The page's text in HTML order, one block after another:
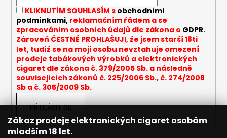
Zákaz prodeje elektronických cigaret osobám
mladším 18 let.
e
e
n
a
í
t
?
KLIKNUTÍM SOUHLASÍM s obchodními
podmínkami,reklamačním řádem a se
zpracováním osobních údajů dle zákona o GDPR.
Zároveň ČESTNĚ PROHLAŠUJI, že jsem starší 18ti
let, tudíž se na moji osobu nevztahuje omezení
prodeje tabákových výrobků a elektronických
cigaret dle zákona č. 379/2005 Sb. a následně
souvisejících zákonů č. 225/2006 Sb., č. 274/2008
Sb a č. 305/2009 Sb.
PŘIHLÁSIT SE